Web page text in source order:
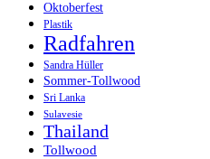
Oktoberfest
Plastik
Radfahren
Sandra Hüller
Sommer-Tollwood
Sri Lanka
Sulavesie
Thailand
Tollwood